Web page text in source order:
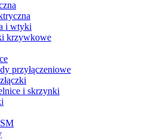
i wtyki
krzywkowe
przyłączeniowe
i skrzynki